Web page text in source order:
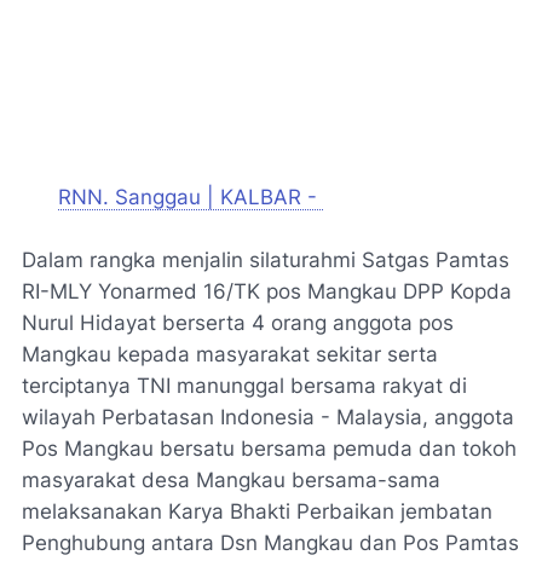
RNN. Sanggau | KALBAR -
Dalam rangka menjalin silaturahmi Satgas Pamtas
RI-MLY Yonarmed 16/TK pos Mangkau DPP Kopda
Nurul Hidayat berserta 4 orang anggota pos
Mangkau kepada masyarakat sekitar serta
terciptanya TNI manunggal bersama rakyat di
wilayah Perbatasan Indonesia - Malaysia, anggota
Pos Mangkau bersatu bersama pemuda dan tokoh
masyarakat desa Mangkau bersama-sama
melaksanakan Karya Bhakti Perbaikan jembatan
Penghubung antara Dsn Mangkau dan Pos Pamtas